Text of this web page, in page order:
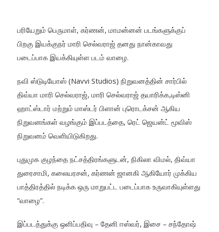
பரியேறும் பெருமாள், கர்ணன், மாமன்னன் படங்களுக்குப்
பிறகு இயக்குநர் மாரி செல்வராஜ் தனது நான்காவது
படைப்பாக இயக்கியுள்ள படம் வாழை.
நவி ஸ்டுடியோஸ் (Navvi Studios) நிறுவனத்தின் சார்பில்
திவ்யா மாரி செல்வராஜ், மாரி செல்வராஜ் தயாரிக்க,டிஸ்னி
ஹாட்ஸ்டார் மற்றும் மாஸ்டர் பிளான் புரொடக்சன் ஆகிய
நிறுவனங்கள் வழங்கும் இப்படத்தை, ரெட் ஜெயன்ட் மூவிஸ்
நிறுவனம் வெளியிடுகிறது.
புதுமுக குழந்தை நட்சத்திரங்களுடன், நிகிலா விமல், திவ்யா
துரைசாமி, கலையரசன், கர்ணன் ஜானகி ஆகியோர் முக்கிய
பாத்திரத்தில் நடிக்க ஒரு மாறுபட்ட படைப்பாக உருவாகியுள்ளது
“வாழை”.
இப்படத்துக்கு ஒளிப்பதிவு – தேனி ஈஸ்வர், இசை – சந்தோஷ்